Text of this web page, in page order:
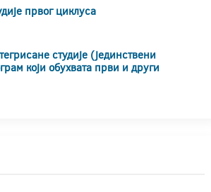
првог циклуса
студије (јединствени
који обухвата први и други